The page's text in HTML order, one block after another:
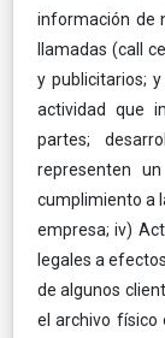
información de
llamadas (call
y publicitarios;
actividad que
partes;
representen
cumplimiento a
empresa; iv)
legales a
de algunos
el archivo físico